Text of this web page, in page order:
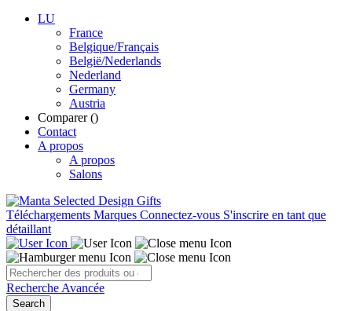
LU
France
Belgique/Français
België/Nederlands
Nederland
Germany
Austria
Comparer ()
Contact
A propos
A propos
Salons
Téléchargements Marques Connectez-vous S'inscrire en tant que
détaillant
Recherche Avancée
Search